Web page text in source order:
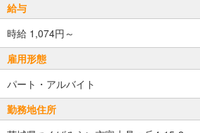
給与
時給 1,074円～
雇用形態
パート・アルバイト
勤務地住所